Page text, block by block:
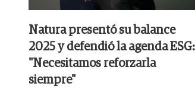
Natura presentó su balance
2025 y defendió la agenda ESG:
"Necesitamos reforzarla
siempre"